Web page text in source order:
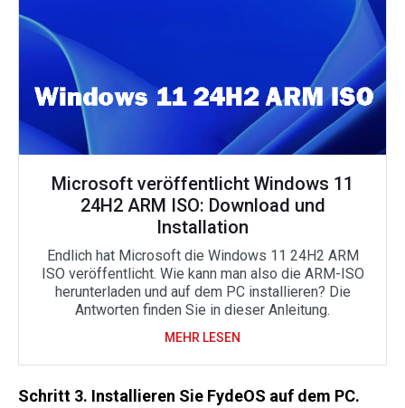
Microsoft veröffentlicht Windows 11
24H2 ARM ISO: Download und
Installation
Endlich hat Microsoft die Windows 11 24H2 ARM
ISO veröffentlicht. Wie kann man also die ARM-ISO
herunterladen und auf dem PC installieren? Die
Antworten finden Sie in dieser Anleitung.
MEHR LESEN
Schritt 3. Installieren Sie FydeOS auf dem PC.